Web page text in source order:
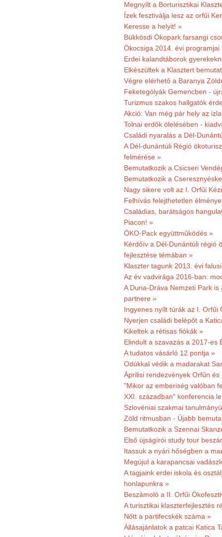
Megnyílt a Borturisztikai
Ízek fesztiválja lesz az orfűi
Keresse a helyit! »
Bükkösdi Ökopark farsangi
Ökocsiga 2014. évi programjai
Erdei kalandtáborok
Elkészültek a Klasztert
Végre elérhető a Baranya
Feketególyák Gemencben -
Turizmus szakos hallgatók
Akció: Van még pár hely az
Tolnai erdők ölelésében -
Családi nyaralás a Dél-
A Dél-dunántúli Régió
felmérése »
Bemutatkozik a Csicseri
Bemutatkozik a
Nagy sikere volt az I. Orfűi
Felhívás felejthetetlen
Családias, barátságos
Piacon! »
ÖKO-Pack együttműködés »
Kérdőív a Dél-Dunántúli régió
fejlesztése témában »
Klaszter tagunk 2013. évi
Az év vadvirága 2016-ban:
A Duna-Dráva Nemzeti Park
partnere »
Ingyenes nyílt túrák az I. Orfűi
Nyerjen családi belépőt a
Kikeltek a rétisas fiókák »
Elindult a szavazás a 2017-es
A tudatos vásárló 12 pontja »
Odúkkal védik a madarakat
Áprilisi rendezvények Orfűn és
"Mikor az emberiség valóban
XXI. században" konferencia
Szlovéniai szakmai
Zöld ritmusban - Újabb
Bemutatkozik a Szennai
Első újságírói study tour
Itassuk a nyári hőségben a
Megújul a karapancsai
A tagjaink erdei iskola és
honlapunkra »
Beszámoló a II. Orfűi
A turisztikai klaszterfejlesztés
Nőtt a partifecskék száma »
Állásajánlatok a patcai Katica